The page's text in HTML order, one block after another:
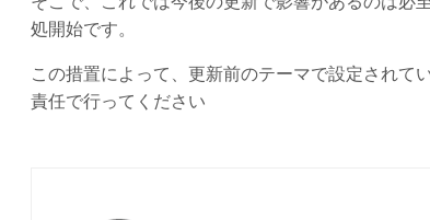
処開始です。
この措置によって、更新前のテーマで設定されて
責任で行ってください